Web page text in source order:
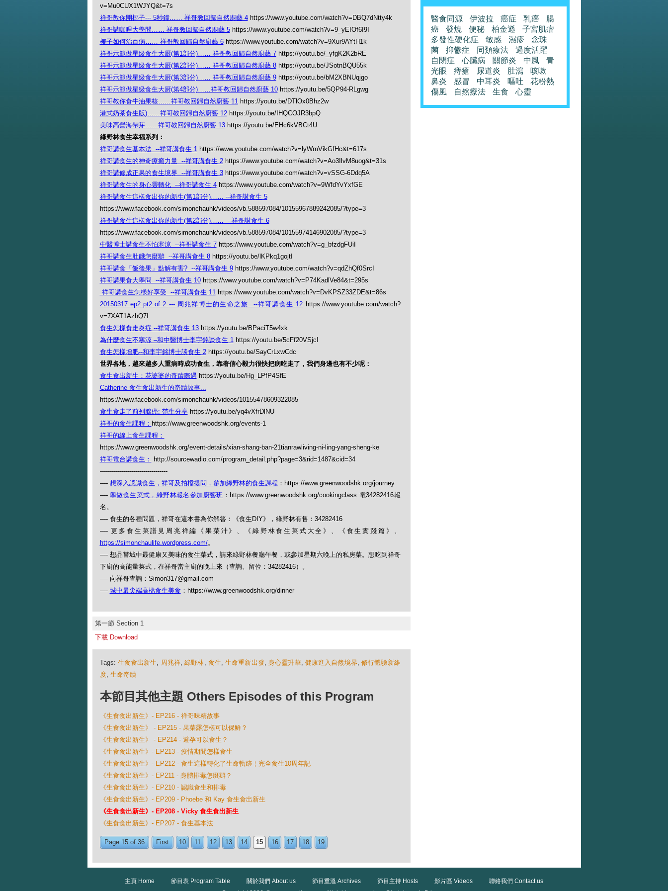
v=Mu0CUX1WJYQ&t=7s
祥哥教你開椰子--- 5秒鐘…… 祥哥教回歸自然廚藝 4https://www.youtube.com/watch?v=DBQ7dNtty4k
祥哥講咖哩大學問…… 祥哥教回歸自然廚藝 5https://www.youtube.com/watch?v=9_yEIOf6I9I
椰子如何治百病…… 祥哥教回歸自然廚藝 6https://www.youtube.com/watch?v=9Xur9AYtH1k
祥哥示範做星级食生大厨(第1部分)…… 祥哥教回歸自然廚藝 7https://youtu.be/_yfgK2K2bRE
祥哥示範做星级食生大厨(第2部分)…… 祥哥教回歸自然廚藝 8https://youtu.be/JSotnBQU55k
祥哥示範做星级食生大厨(第3部分)…… 祥哥教回歸自然廚藝 9https://youtu.be/bM2XBNUqjgo
祥哥示範做星级食生大厨(第4部分)……祥哥教回歸自然廚藝 10https://youtu.be/5QP94-RLgwg
祥哥教你食牛油果核……祥哥教回歸自然廚藝 11https://youtu.be/DTlOx0Bhz2w
港式奶茶食生版)……祥哥教回歸自然廚藝 12https://youtu.be/IHQCOJR3bpQ
美味高營海帶芽……祥哥教回歸自然廚藝 13https://youtu.be/EHc6kVBCt4U
綠野林食生幸福系列：
祥哥講食生基本法 --祥哥講食生 1https://www.youtube.com/watch?v=lyWmVikGfHc&t=617s
祥哥講食生的神奇療癒力量 --祥哥講食生 2https://www.youtube.com/watch?v=Ao3IlvM8uog&t=31s
祥哥講修成正果的食生境界 --祥哥講食生 3https://www.youtube.com/watch?v=vSSG-6Ddq5A
祥哥講食生的身心靈轉化 --祥哥講食生 4https://www.youtube.com/watch?v=9WfdYvYxfGE
祥哥講食生這樣食出你的新生(第1部分)…… --祥哥講食生 5
https://www.facebook.com/simonchauhk/videos/vb.588597084/10155967889242085/?type=3
祥哥講食生這樣食出你的新生(第2部分)…… --祥哥講食生 6
https://www.facebook.com/simonchauhk/videos/vb.588597084/10155974146902085/?type=3
中醫博士講食生不怕寒涼 --祥哥講食生 7https://www.youtube.com/watch?v=g_bfzdgFUiI
祥哥講食生肚餓怎麼辦 --祥哥講食生 8https://youtu.be/lKPkq1gojtI
祥哥講食「飯後果」點解有害? --祥哥講食生 9https://www.youtube.com/watch?v=qdZhQf0SrcI
祥哥講果食大學問 --祥哥講食生 10https://www.youtube.com/watch?v=P74KadlVe84&t=295s
祥哥講食生怎樣好享受 --祥哥講食生 11https://www.youtube.com/watch?v=DvKPSZ33ZDE&t=86s
20150317 ep2 pt2 of 2 --- 周兆祥博士的生命之旅 --祥哥講食生 12 https://www.youtube.com/watch?
v=7XAT1AzhQ7I
食生怎樣食走炎症 --祥哥講食生 13https://youtu.be/BPaciT5w4xk
為什麼食生不寒涼 –和中醫博士李宇銘談食生 1https://youtu.be/5cFf20VSjcI
食生怎樣增肥--和李宇銘博士談食生 2https://youtu.be/SayCrLxwCdc
世界各地，越來越多人重病時成功食生，靠著信心毅力很快把病吃走了，我們身邊也有不少呢：
食生食出新生：花婆婆的奇蹟際遇 https://youtu.be/Hg_LPfP4SfE
Catherine 食生食出新生的奇蹟故事...
https://www.facebook.com/simonchauhk/videos/10155478609322085
食生食走了前列腺癌: 范生分享https://youtu.be/yq4vXfrDlNU
祥哥的食生課程： https://www.greenwoodshk.org/events-1
祥哥的線上食生課程：
https://www.greenwoodshk.org/event-details/xian-shang-ban-21tianrawliving-ni-ling-yang-sheng-ke
祥哥電台講食生：
http://sourcewadio.com/program_detail.php?page=3&rid=1487&cid=34
----------------------------------
---- 想深入認識食生，祥哥及拍檔提問，參加綠野林的食生課程 ：https://www.greenwoodshk.org/journey
---- 學做食生菜式，綠野林報名參加廚藝班 ：https://www.greenwoodshk.org/cookingclass 電34282416報
名。
---- 食生的各種問題，祥哥在這本書為你解答：《食生DIY》，綠野林有售：34282416
---- 更多食生菜譜見周兆祥編《果菜汁》、《綠野林食生菜式大全》、《食生實踐篇》、
https://simonchaulife.wordpress.com/。
---- 想品嘗城中最健康又美味的食生菜式，請來綠野林餐廳午餐，或參加星期六晚上的私房菜。想吃到祥哥
下廚的高能量菜式，在祥哥當主廚的晚上來（查詢、留位：34282416）。
---- 向祥哥查詢：Simon317@gmail.com
---- 城中最尖端高檔食生美食 ：https://www.greenwoodshk.org/dinner
第一節 Section 1
下載 Download
Tags: 生食食出新生, 周兆祥,綠野林, 食生,生命重新出發,身心靈升華, 健康進入自然境界, 修行體驗新維
度, 生命奇蹟
本節目其他主題 Others Episodes of this Program
《生食食出新生》- EP216 - 祥哥味精故事
《生食食出新生》 - EP215 - 果菜露怎樣可以保鮮？
《生食食出新生》 - EP214 - 避孕可以食生？
《生食食出新生》- EP213 - 疫情期間怎樣食生
《生食食出新生》- EP212 - 食生這樣轉化了生命軌跡￤完全食生10周年記
《生食食出新生》- EP211 - 身體排毒怎麼辦？
《生食食出新生》- EP210 - 認識食生和排毒
《生食食出新生》- EP209 - Phoebe 和 Kay 食生食出新生
《生食食出新生》- EP208 - Vicky 食生食出新生
《生食食出新生》- EP207 - 食生基本法
Page 15 of 36 First 10 11 12 13 14 15 16 17 18 19
醫食同源 伊波拉 癌症 乳癌
腸
癌
發燒 便秘 柏金遜
子宮肌瘤
多發性硬化症
敏感 濕疹
念珠
菌
抑鬱症 同類療法
過度活躍
自閉症
心臟病 關節炎 中風
青
光眼
痔瘡 尿道炎 肚瀉
咳嗽
鼻炎
感冒 中耳炎 嘔吐
花粉熱
傷風
自然療法 生食 心靈
主頁 Home 節目表 Program Table 關於我們 About us 節目重溫 Archives 節目主持 Hosts 影片區 Videos
聯絡我們 Contact us